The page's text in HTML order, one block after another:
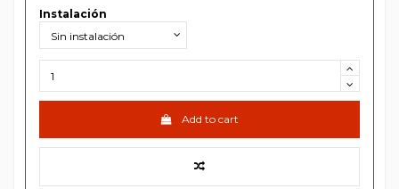
Instalación
Add to cart